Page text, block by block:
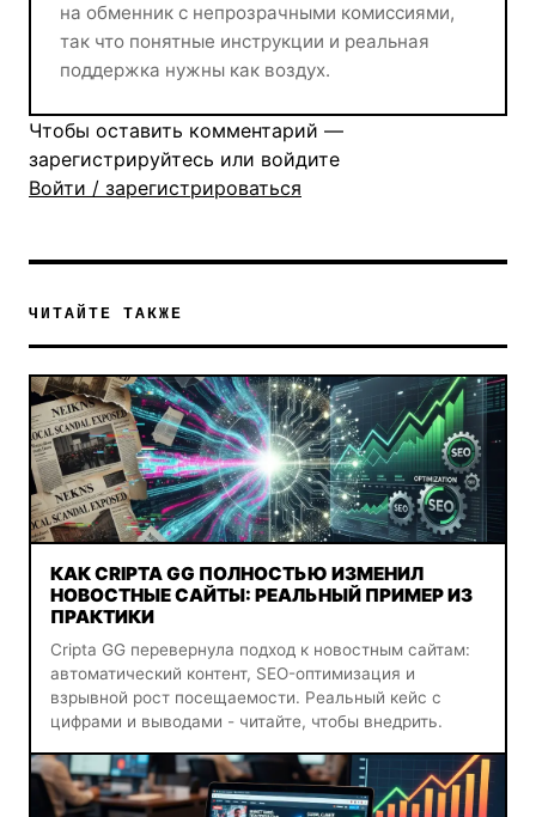
на обменник с непрозрачными комиссиями,
так что понятные инструкции и реальная
поддержка нужны как воздух.
Чтобы оставить комментарий —
зарегистрируйтесь или войдите
Войти / зарегистрироваться
ЧИТАЙТЕ ТАКЖЕ
КАК CRIPTA GG ПОЛНОСТЬЮ ИЗМЕНИЛ
НОВОСТНЫЕ САЙТЫ: РЕАЛЬНЫЙ ПРИМЕР ИЗ
ПРАКТИКИ
Cripta GG перевернула подход к новостным сайтам:
автоматический контент, SEO-оптимизация и
взрывной рост посещаемости. Реальный кейс с
цифрами и выводами - читайте, чтобы внедрить.